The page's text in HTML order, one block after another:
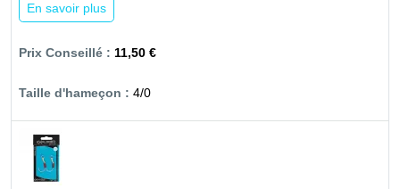
En savoir plus
11,50 €
4/0